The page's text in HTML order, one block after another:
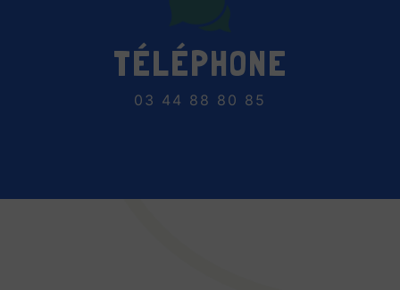
TÉLÉPHONE
03 44 88 80 85